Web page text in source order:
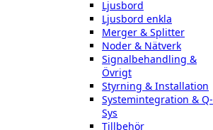
Ljusbord
Ljusbord enkla
Merger & Splitter
Noder & Nätverk
Signalbehandling &
Övrigt
Styrning & Installation
Systemintegration & Q-
Sys
Tillbehör